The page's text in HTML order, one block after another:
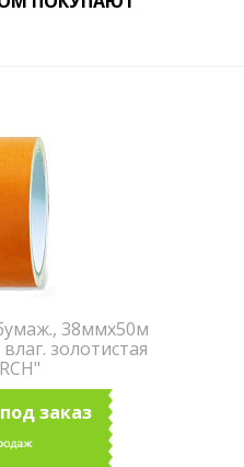
38ммх50м
золотистая
заказ